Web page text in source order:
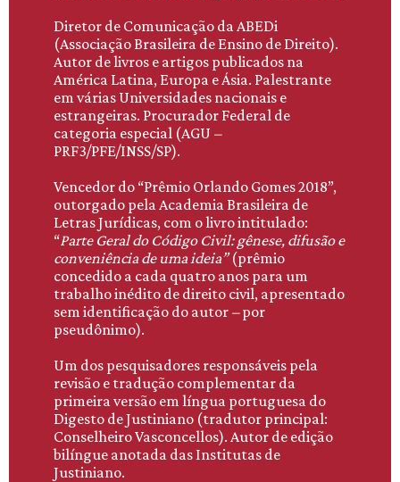
Diretor de Comunicação da ABEDi
(Associação Brasileira de Ensino de Direito).
Autor de livros e artigos publicados na
América Latina, Europa e Ásia. Palestrante
em várias Universidades nacionais e
estrangeiras. Procurador Federal de
categoria especial (AGU –
PRF3/PFE/INSS/SP).
Vencedor do “Prêmio Orlando Gomes 2018”,
outorgado pela Academia Brasileira de
Letras Jurídicas, com o livro intitulado:
“Parte Geral do Código Civil: gênese, difusão e
conveniência de uma ideia”(prêmio
concedido a cada quatro anos para um
trabalho inédito de direito civil, apresentado
sem identificação do autor –por
pseudônimo).
Um dos pesquisadores responsáveis pela
revisão e tradução complementar da
primeira versão em língua portuguesa do
Digesto de Justiniano (tradutor principal:
Conselheiro Vasconcellos). Autor de edição
bilíngue anotada das Institutas de
Justiniano.